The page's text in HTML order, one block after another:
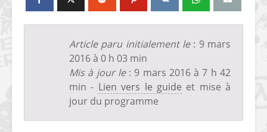
Article paru initialement le: 9 mars
2016 à 0 h 03 min
Mis à jour le: 9 mars 2016 à 7 h 42
min - Lien vers le guide et mise à
jour du programme